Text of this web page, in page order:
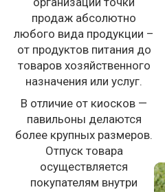
продаж абсолютно
любого вида продукции –
от продуктов питания до
товаров хозяйственного
назначения или услуг.
В отличие от киосков —
павильоны делаются
более крупных размеров.
Отпуск товара
осуществляется
покупателям внутри